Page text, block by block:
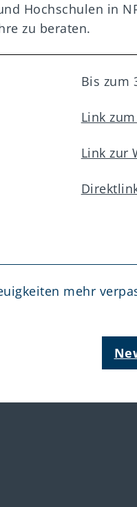
Hochschulen in
zu beraten.
Bis zum
Link
Link zur
mehr